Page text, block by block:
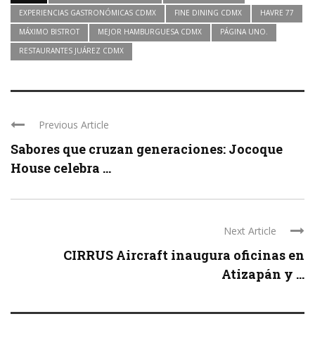
EXPERIENCIAS GASTRONÓMICAS CDMX
FINE DINING CDMX
HAVRE 77
MÁXIMO BISTROT
MEJOR HAMBURGUESA CDMX
PÁGINA UNO.
RESTAURANTES JUÁREZ CDMX
Previous Article
Sabores que cruzan generaciones: Jocoque
House celebra ...
Next Article
CIRRUS Aircraft inaugura oficinas en
Atizapán y ...